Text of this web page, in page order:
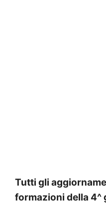
Tutti gli
formazioni della 4^